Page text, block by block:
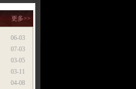
更多>>
06-03
07-03
03-05
03-11
04-08